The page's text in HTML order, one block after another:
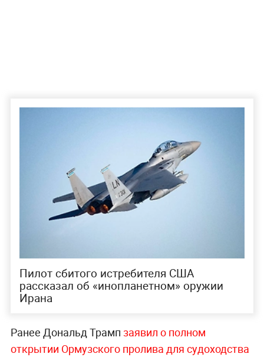
Пилот сбитого истребителя США
рассказал об «инопланетном» оружии
Ирана
Ранее Дональд Трамп заявил о полном
открытии Ормузского пролива для судоходства